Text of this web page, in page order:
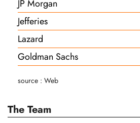
JP Morgan
Jefferies
Lazard
Goldman Sachs
source : Web
The Team